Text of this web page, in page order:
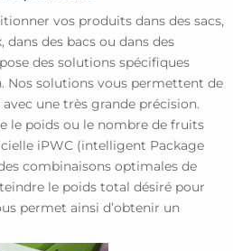
vos produits dans des sacs,
dans des bacs ou dans des
des solutions spécifiques
Nos solutions vous permettent de
une très grande précision.
le poids ou le nombre de fruits
iPWC (intelligent Package
combinaisons optimales de
le poids total désiré pour
permet ainsi d’obtenir un